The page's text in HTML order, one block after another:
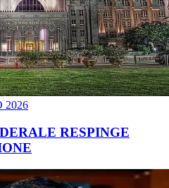
2026
RESPINGE